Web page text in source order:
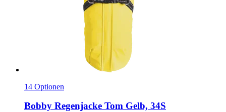
14 Optionen
Bobby Regenjacke Tom Gelb, 34S